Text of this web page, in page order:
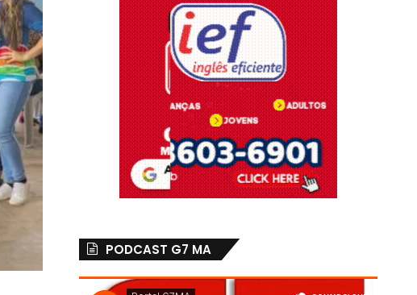
PODCAST G7 MA